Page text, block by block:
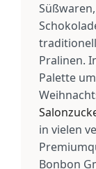
Pralinen.
Palette
in vielen
Bonbon